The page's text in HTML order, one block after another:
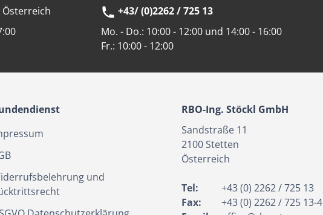
Österreich
+43/ (0)2262 / 725 13
Mo. - Do.: 10:00 - 12:00 und 14:00 - 16:00
Fr.: 10:00 - 12:00
und
RBO-Ing. Stöckl GmbH
Sandstraße 11
2100Stetten
Österreich
Tel:
+43 (0) 2262 / 725 13
Fax:
+43 (0) 2262 / 725 13-4